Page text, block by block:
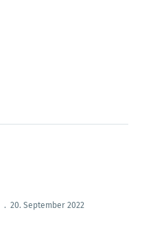
. 20. September 2022